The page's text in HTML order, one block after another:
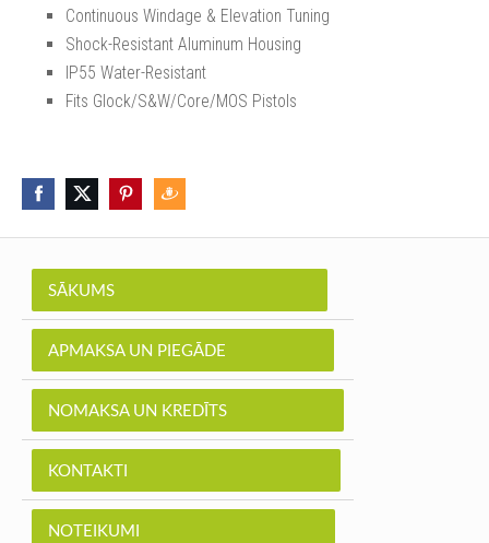
SĀKUMS
APMAKSA UN PIEGĀDE
NOMAKSA UN KREDĪTS
KONTAKTI
NOTEIKUMI
Continuous Windage & Elevation Tuning
Shock-Resistant Aluminum Housing
IP55 Water-Resistant
Fits Glock/S&W/Core/MOS Pistols